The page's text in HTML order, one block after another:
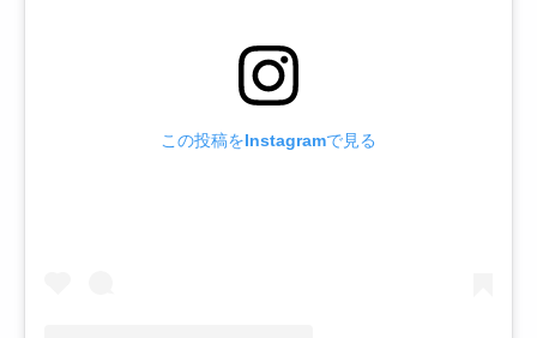
この投稿をInstagramで見る